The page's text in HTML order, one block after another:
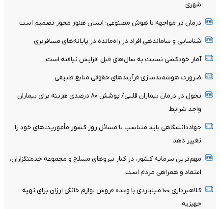
شهری
درمان در مواجهه با هوش مصنوعی؛ انسان هنوز محور تصمیم است
شناسایی و ساماندهی افراد در راه‌مانده در پایانه‌های مسافربری
آمار خودکشی نسبت به سال‌های قبل افزایش نیافته است
ضرورت هوشمندسازی فرآیندهای حقوقی منابع طبیعی
تحول در درمان بیماران قلبی/ پوشش ۸۰ درصدی هزینه برای بیماران
واجد شرایط
جهاددانشگاهی باید متناسب با مسائل روز کشور مأموریت‌های خود را
تغییر دهد
مهم‌ترین سرمایه کشور، در کنار نیروهای مسلح و مجموعه خدمتگزاران،
اعتماد و همراهی مردم است
کلاهبرداری ۱۰۰ میلیاردی با وعده فروش لوازم خانگی ارزان برای تهیه
جهیزیه